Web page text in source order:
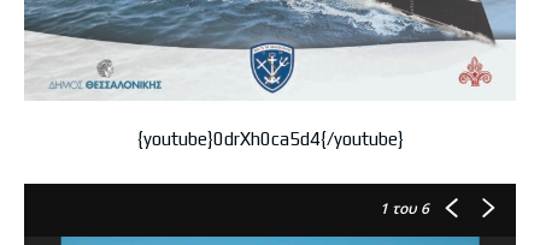
{youtube}0drXh0ca5d4{/youtube}
1 του 6